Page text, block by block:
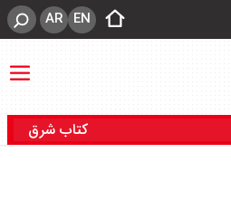
EN
AR
کتاب شرق